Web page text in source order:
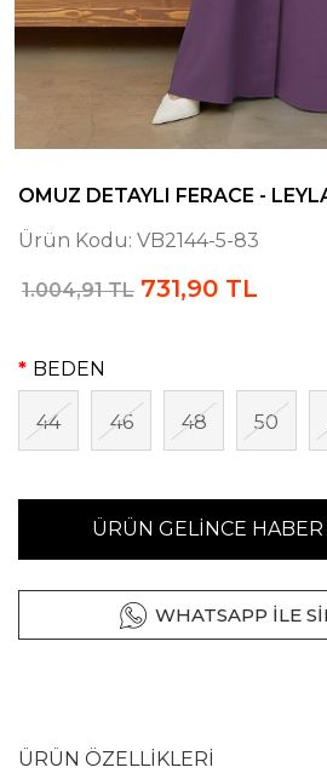
OMUZ DETAYLI FERACE -
Ürün Kodu: VB2144-5-83
1.004,91 TL 731,90 TL
BEDEN
44 46 48 50
ÜRÜN GELİNCE HABER
WHATSAPP İLE
ÜRÜN ÖZELLİKLERİ